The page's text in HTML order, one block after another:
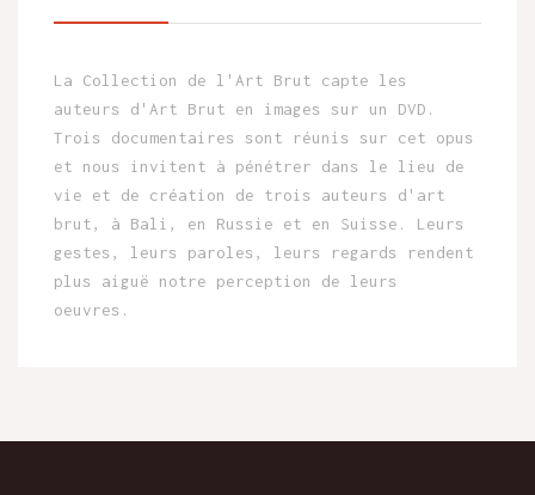
La Collection de l'Art Brut capte les
auteurs d'Art Brut en images sur un DVD.
Trois documentaires sont réunis sur cet opus
et nous invitent à pénétrer dans le lieu de
vie et de création de trois auteurs d'art
brut, à Bali, en Russie et en Suisse. Leurs
gestes, leurs paroles, leurs regards rendent
plus aiguë notre perception de leurs
oeuvres.